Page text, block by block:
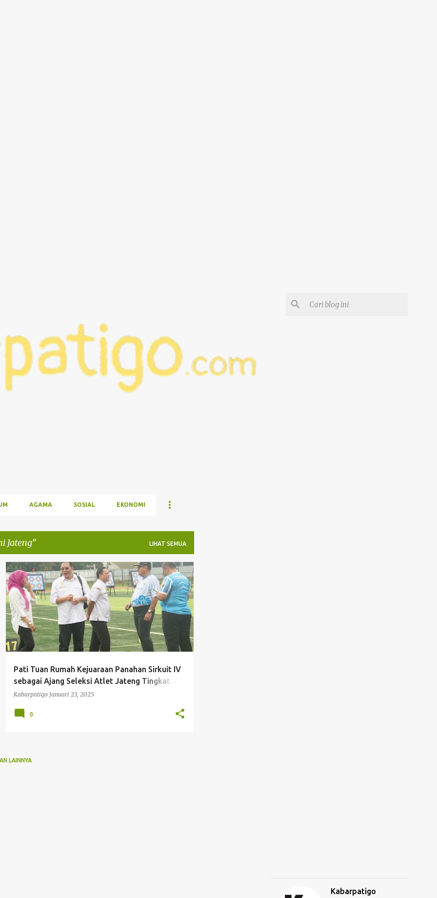
AGAMA SOSIAL EKONOMI
Jateng LIHAT SEMUA
Pati Tuan Rumah Kejuaraan Panahan Sirkuit IV
sebagai Ajang Seleksi Atlet Jateng Tingkat
Nasional
Kabarpatigo Januari 23, 2025
KEJUARAAN PANAHAN SIRKUIT IV JATENG OLAHRAGA
+
PERPANI JATENG
0
LAINNYA
Kabarpatigo